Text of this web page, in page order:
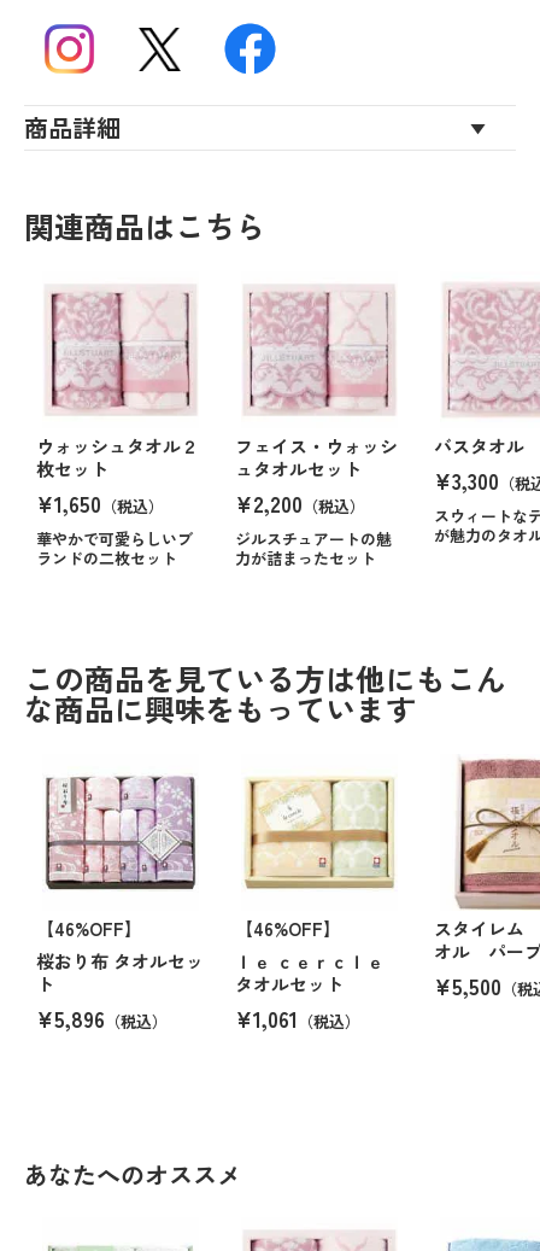
商品詳細
関連商品はこちら
ウォッシュタオル２
枚セット
¥1,650 （税込）
華やかで可愛らしいブ
ランドの二枚セット
フェイス・ウォッシ
ュタオルセット
¥2,200 （税込）
ジルスチュアートの魅
力が詰まったセット
バスタオル
¥3,300 （税
スウィートな
が魅力のタオ
この商品を見ている方は他にもこん
な商品に興味をもっています
【46%OFF】
桜おり布 タオルセッ
ト
¥5,896 （税込）
【46%OFF】
ｌｅ ｃｅｒｃｌｅ
タオルセット
¥1,061 （税込）
スタイレム
オル パー
¥5,500 （
あなたへのオススメ